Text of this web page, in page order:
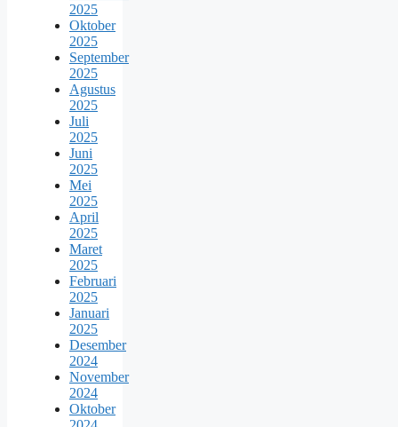
2025
Oktober
2025
September
2025
Agustus
2025
Juli
2025
Juni
2025
Mei
2025
April
2025
Maret
2025
Februari
2025
Januari
2025
Desember
2024
November
2024
Oktober